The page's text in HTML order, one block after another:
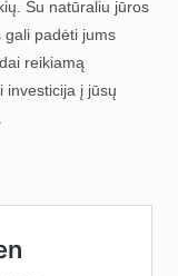
Su natūraliu jūros
gali padėti jums
reikiamą
investicija į jūsų